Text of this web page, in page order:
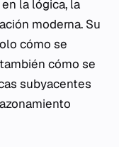
la lógica, la
moderna. Su
cómo se
cómo se
subyacentes